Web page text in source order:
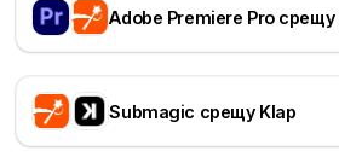
Adobe Premiere Pro
Submagic срещу Klap